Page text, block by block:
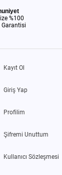
%100
Garantisi
Kayıt Ol
Giriş Yap
Profilim
Şifremi Unuttum
Kullanıcı Sözleşmesi